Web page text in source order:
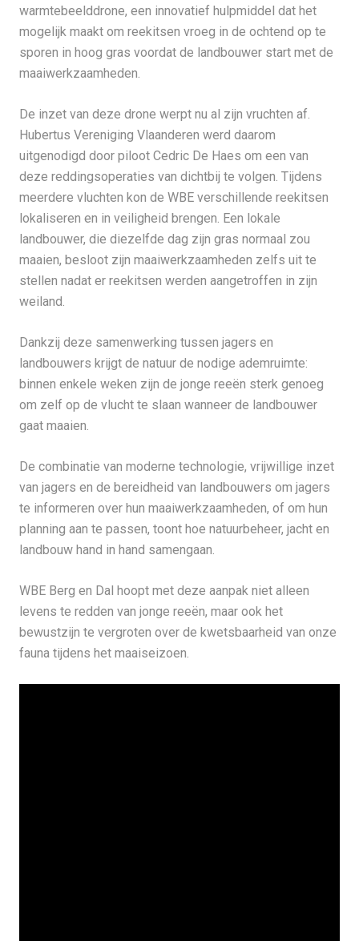
warmtebeelddrone, een innovatief hulpmiddel dat het
mogelijk maakt om reekitsen vroeg in de ochtend op te
sporen in hoog gras voordat de landbouwer start met de
maaiwerkzaamheden.
De inzet van deze drone werpt nu al zijn vruchten af.
Hubertus Vereniging Vlaanderen werd daarom
uitgenodigd door piloot Cedric De Haes om een van
deze reddingsoperaties van dichtbij te volgen. Tijdens
meerdere vluchten kon de WBE verschillende reekitsen
lokaliseren en in veiligheid brengen. Een lokale
landbouwer, die diezelfde dag zijn gras normaal zou
maaien, besloot zijn maaiwerkzaamheden zelfs uit te
stellen nadat er reekitsen werden aangetroffen in zijn
weiland.
Dankzij deze samenwerking tussen jagers en
landbouwers krijgt de natuur de nodige ademruimte:
binnen enkele weken zijn de jonge reeën sterk genoeg
om zelf op de vlucht te slaan wanneer de landbouwer
gaat maaien.
De combinatie van moderne technologie, vrijwillige inzet
van jagers en de bereidheid van landbouwers om jagers
te informeren over hun maaiwerkzaamheden, of om hun
planning aan te passen, toont hoe natuurbeheer, jacht en
landbouw hand in hand samengaan.
WBE Berg en Dal hoopt met deze aanpak niet alleen
levens te redden van jonge reeën, maar ook het
bewustzijn te vergroten over de kwetsbaarheid van onze
fauna tijdens het maaiseizoen.